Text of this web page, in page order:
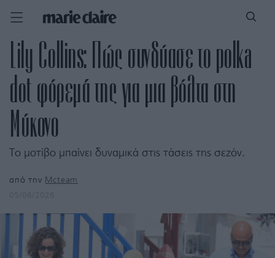
Lily Collins: Πώς συνδύασε το polka
dot φόρεμά της για μια βόλτα στη
Μύκονο
Το μοτίβο μπαίνει δυναμικά στις τάσεις της σεζόν.
από την Mcteam